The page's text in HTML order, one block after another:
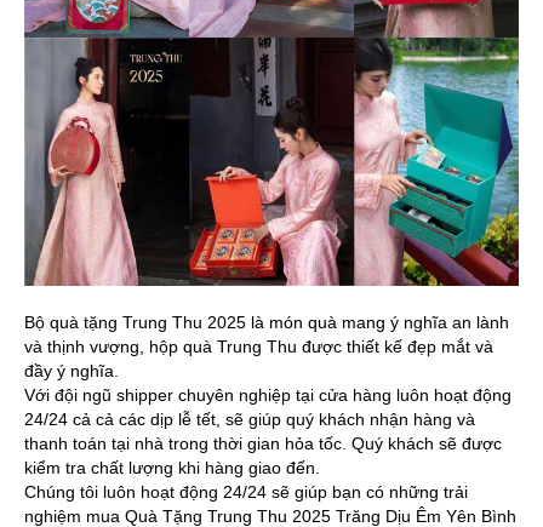
Bộ quà tặng Trung Thu 2025 là món quà mang ý nghĩa an lành
và thịnh vượng, hộp quà Trung Thu được thiết kế đẹp mắt và
đầy ý nghĩa.
Với đội ngũ shipper chuyên nghiệp tại cửa hàng luôn hoạt động
24/24 cả cả các dịp lễ tết, sẽ giúp quý khách nhận hàng và
thanh toán tại nhà trong thời gian hỏa tốc. Quý khách sẽ được
kiểm tra chất lượng khi hàng giao đến.
Chúng tôi luôn hoạt động 24/24 sẽ giúp bạn có những trải
nghiệm mua Quà Tặng Trung Thu 2025 Trăng Dịu Êm Yên Bình